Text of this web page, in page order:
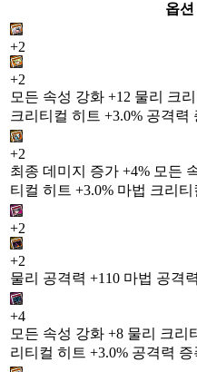
옵션
+2
+2
모든 속성 강화 +12 물리 크
크리티컬 히트 +3.0% 공격력
+2
최종 데미지 증가 +4% 모든
티컬 히트 +3.0% 마법 크리티
+2
+2
물리 공격력 +110 마법 공격
+4
모든 속성 강화 +8 물리 크리
리티컬 히트 +3.0% 공격력 증